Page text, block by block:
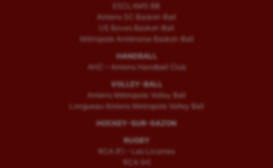
ESCLAMS BB
Amiens SC Basket-Ball
US Boves Basket-Ball
Métropole Amiénoise Basket-Ball
HANDBALL
AHC – Amiens Handball Club
VOLLEY-BALL
Amiens Métropole Volley Ball
Longueau Amiens Metropole Volley Ball
HOCKEY-SUR-GAZON
RUGBY
RCA (F) – Les Licornes
RCA (H)